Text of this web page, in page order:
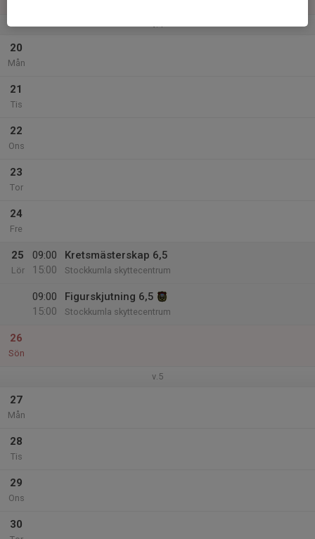
v.4
20
Mån
21
Tis
22
Ons
23
Tor
24
Fre
25
Lör
09:00
15:00
Kretsmästerskap 6,5
Stockkumla skyttecentrum
09:00
15:00
Figurskjutning 6,5
Stockkumla skyttecentrum
26
Sön
v.5
27
Mån
28
Tis
29
Ons
30